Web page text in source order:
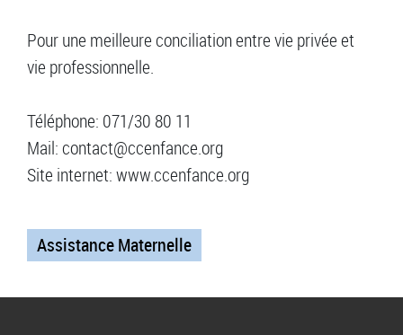
Pour une meilleure conciliation entre vie privée et
vie professionnelle.
Téléphone: 071/30 80 11
Mail: contact@ccenfance.org
Site internet: www.ccenfance.org
Assistance Maternelle